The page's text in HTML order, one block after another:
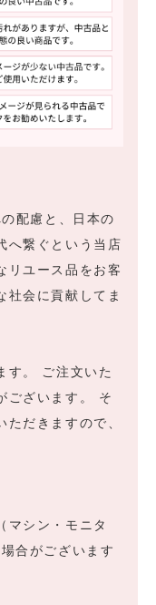
配慮と、日本の
へ繋ぐという当店
リユース品をお客
社会に貢献してま
す。 ご注文いた
ございます。 そ
だきますので、
マシン・モニタ
合がございます